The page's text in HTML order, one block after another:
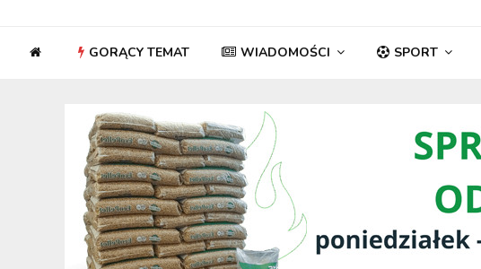
GORĄCY TEMAT WIADOMOŚCI SPORT